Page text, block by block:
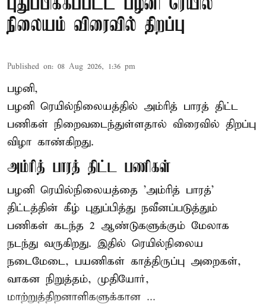
புதுப்பிக்கப்பட்ட பழனி ரெயில்
நிலையம் விரைவில் திறப்பு
Published on: 08 Aug 2026, 1:36 pm
பழனி,
பழனி ரெயில்நிலையத்தில் அம்ரித் பாரத் திட்ட
பணிகள் நிறைவடைந்துள்ளதால் விரைவில் திறப்பு
விழா காண்கிறது.
அம்ரித் பாரத் திட்ட பணிகள்
பழனி ரெயில்நிலையத்தை 'அம்ரித் பாரத்'
திட்டத்தின் கீழ் புதுப்பித்து நவீனப்படுத்தும்
பணிகள் கடந்த 2 ஆண்டுகளுக்கும் மேலாக
நடந்து வருகிறது. இதில் ரெயில்நிலைய
நடைமேடை, பயணிகள் காத்திருப்பு அறைகள்,
வாகன நிறுத்தம், முதியோர்,
மாற்றுத்திறனாளிகளுக்கான ...